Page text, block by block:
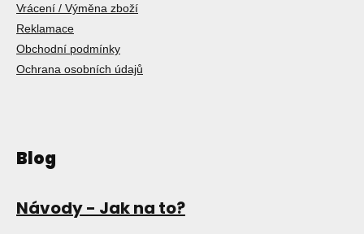
Vrácení / Výměna zboží
Reklamace
Obchodní podmínky
Ochrana osobních údajů
Blog
Návody - Jak na to?